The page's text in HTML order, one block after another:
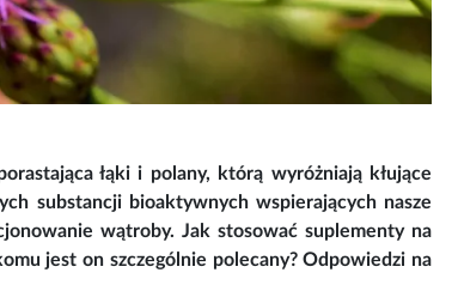
łąki i polany, którą wyróżniają kłujące
substancji bioaktywnych wspierających nasze
wątroby. Jak stosować suplementy na
jest on szczególnie polecany? Odpowiedzi na